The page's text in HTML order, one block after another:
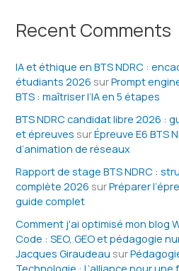
Recent Comments
IA et éthique en BTS NDRC :
étudiants 2026 surPrompt
BTS : maîtriser l’IA en 5 étapes
BTS NDRC candidat libre 2026 :
et épreuves surÉpreuve E6 BTS
d’animation de réseaux
Rapport de stage BTS NDRC :
complète 2026 surPréparer
guide complet
Comment j'ai optimisé mon blog
Code : SEO, GEO et pédagogie
Jacques Giraudeau sur
Technologie : L’alliance pour